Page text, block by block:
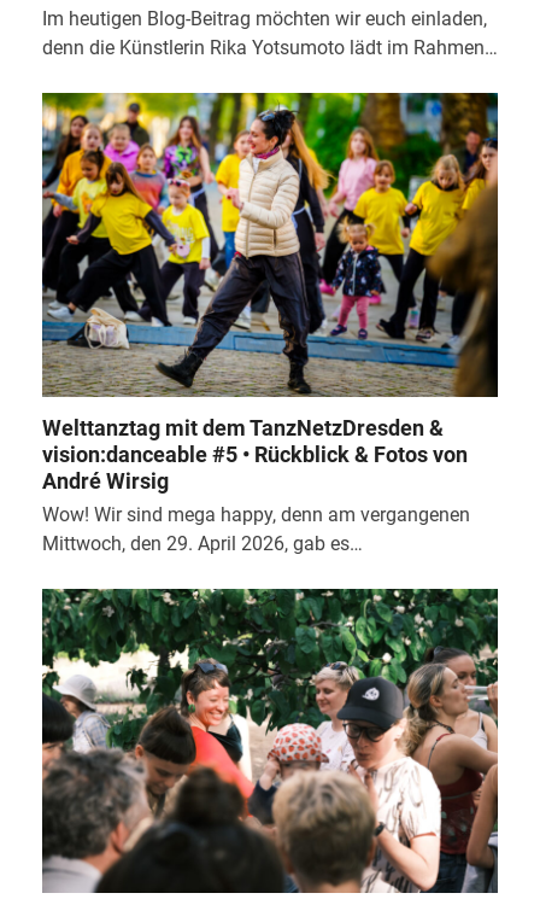
Im heutigen Blog-Beitrag möchten wir euch einladen,
denn die Künstlerin Rika Yotsumoto lädt im Rahmen…
Welttanztag mit dem TanzNetzDresden &
vision:danceable #5 • Rückblick & Fotos von
André Wirsig
Wow! Wir sind mega happy, denn am vergangenen
Mittwoch, den 29. April 2026, gab es…